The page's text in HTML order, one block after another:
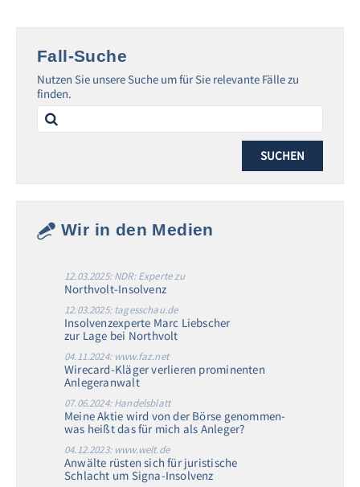
Fall-Suche
Nutzen Sie unsere Suche um für Sie relevante Fälle zu
finden.
Search
for:
Wir in den Medien
12.03.2025: NDR: Experte zu
Northvolt-Insolvenz
12.03.2025: tagesschau.de
Insolvenzexperte Marc Liebscher
zur Lage bei Northvolt
04.11.2024: www.faz.net
Wirecard-Kläger verlieren prominenten
Anlegeranwalt
07.06.2024: Handelsblatt
Meine Aktie wird von der Börse genommen-
was heißt das für mich als Anleger?
04.12.2023: www.welt.de
Anwälte rüsten sich für juristische
Schlacht um Signa-Insolvenz